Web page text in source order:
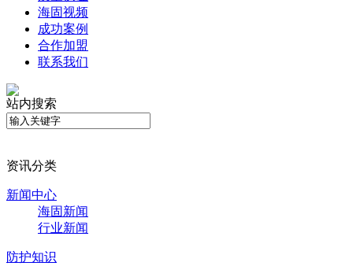
海固视频
成功案例
合作加盟
联系我们
站内搜索
资讯分类
新闻中心
海固新闻
行业新闻
防护知识